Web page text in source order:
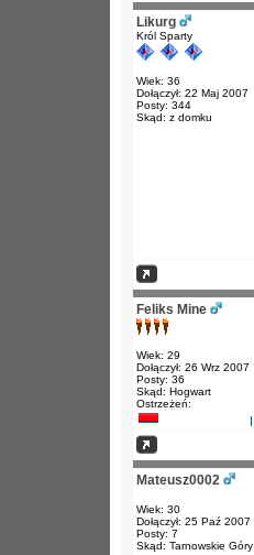
Likurg
Król Sparty
Wiek: 36
Dołączył: 22 Maj 2007
Posty: 344
Skąd: z domku
Feliks Mine
Wiek: 29
Dołączył: 26 Wrz 2007
Posty: 36
Skąd: Hogwart
Ostrzeżeń:
Mateusz0002
Wiek: 30
Dołączył: 25 Paź 2007
Posty: 7
Skąd: Tarnowskie Góry